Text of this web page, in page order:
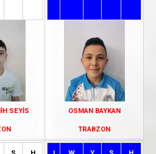
SEYİS
OSMAN BAYKAN
TRABZON